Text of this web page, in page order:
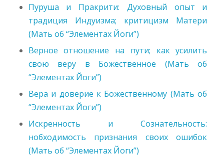
Пуруша и Пракрити: Духовный опыт и
традиция Индуизма; критицизм Матери
(Мать об “Элементах Йоги”)
Верное отношение на пути; как усилить
свою веру в Божественное (Мать об
“Элементах Йоги”)
Вера и доверие к Божественному (Мать об
“Элементах Йоги”)
Искренность и Сознательность:
нобходимость признания своих ошибок
(Мать об “Элементах Йоги”)